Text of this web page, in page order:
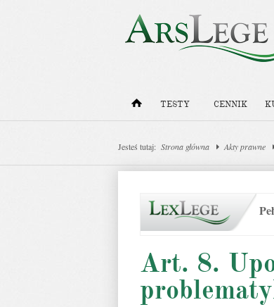
TESTY CENNIK
Jesteś tutaj: Strona główna Akty prawne
Art. 8.